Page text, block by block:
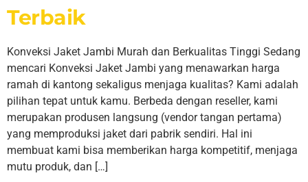
Terbaik
Konveksi Jaket Jambi Murah dan Berkualitas Tinggi Sedang
mencari Konveksi Jaket Jambi yang menawarkan harga
ramah di kantong sekaligus menjaga kualitas? Kami adalah
pilihan tepat untuk kamu. Berbeda dengan reseller, kami
merupakan produsen langsung (vendor tangan pertama)
yang memproduksi jaket dari pabrik sendiri. Hal ini
membuat kami bisa memberikan harga kompetitif, menjaga
mutu produk, dan […]